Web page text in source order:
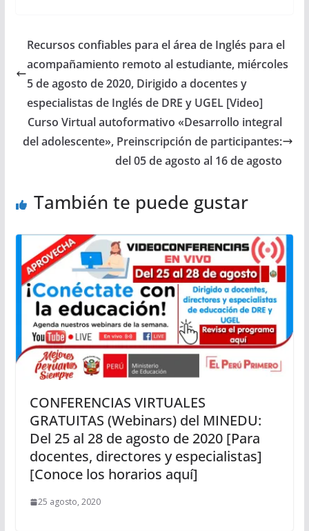
Recursos confiables para el área de Inglés para el
acompañamiento remoto al estudiante, miércoles
5 de agosto de 2020, Dirigido a docentes y
especialistas de Inglés de DRE y UGEL [Video]
Curso Virtual autoformativo «Desarrollo integral
del adolescente», Preinscripción de participantes:
del 05 de agosto al 16 de agosto
También te puede gustar
CONFERENCIAS VIRTUALES
GRATUITAS (Webinars) del MINEDU:
Del 25 al 28 de agosto de 2020 [Para
docentes, directores y especialistas]
[Conoce los horarios aquí]
25 agosto, 2020